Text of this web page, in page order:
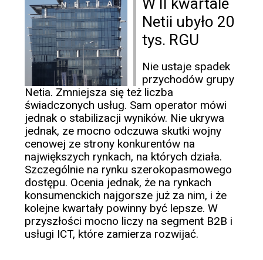
W II kwartale
Netii ubyło 20
tys. RGU
Nie ustaje spadek
przychodów grupy
Netia. Zmniejsza się też liczba
świadczonych usług. Sam operator mówi
jednak o stabilizacji wyników. Nie ukrywa
jednak, ze mocno odczuwa skutki wojny
cenowej ze strony konkurentów na
największych rynkach, na których działa.
Szczególnie na rynku szerokopasmowego
dostępu. Ocenia jednak, że na rynkach
konsumenckich najgorsze już za nim, i że
kolejne kwartały powinny być lepsze. W
przyszłości mocno liczy na segment B2B i
usługi ICT, które zamierza rozwijać.